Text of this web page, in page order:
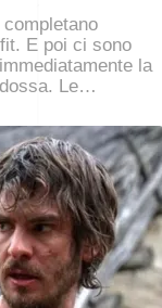
E poi ci sono
la
Le…